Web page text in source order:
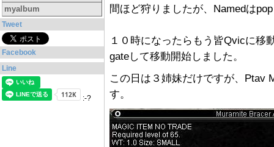
myalbum
Tweet
Facebook
Line
:-?
間ほど狩りましたが、Namedは
１０時になったらもう皆Qvicに移
gateして移動開始しました。
この日は３姉妹だけですが、Ptav
す。